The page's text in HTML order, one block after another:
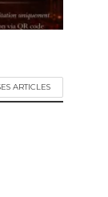
ARTICLES